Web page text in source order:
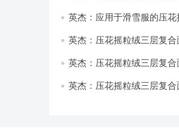
英杰：应用于滑雪服的压
英杰：压花摇粒绒三层复
英杰：压花摇粒绒三层复
英杰：压花摇粒绒三层复